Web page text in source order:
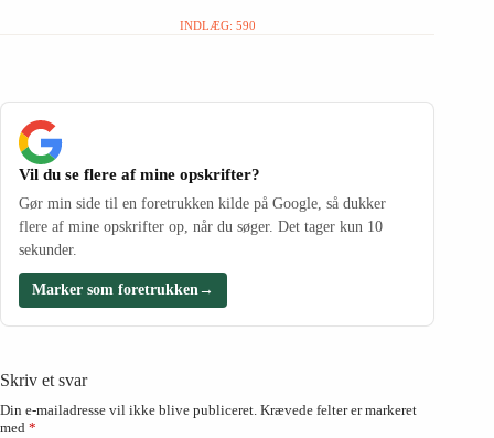
INDLÆG: 590
Vil du se flere af mine opskrifter?
Gør min side til en foretrukken kilde på Google, så dukker
flere af mine opskrifter op, når du søger. Det tager kun 10
sekunder.
Marker som foretrukken→
Skriv et svar
Din e-mailadresse vil ikke blive publiceret. Krævede felter er markeret
med *